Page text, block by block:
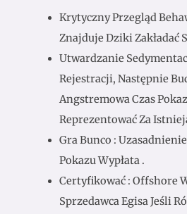
Krytyczny Przegląd
Znajduje Dziki Zakładać
Utwardzanie
Rejestracji, Następnie
Angstremowa Czas
Reprezentować Za
Gra Bunco :
Pokazu Wypłata .
Certyfikować : Offshore
Sprzedawca Egisa Jeśli